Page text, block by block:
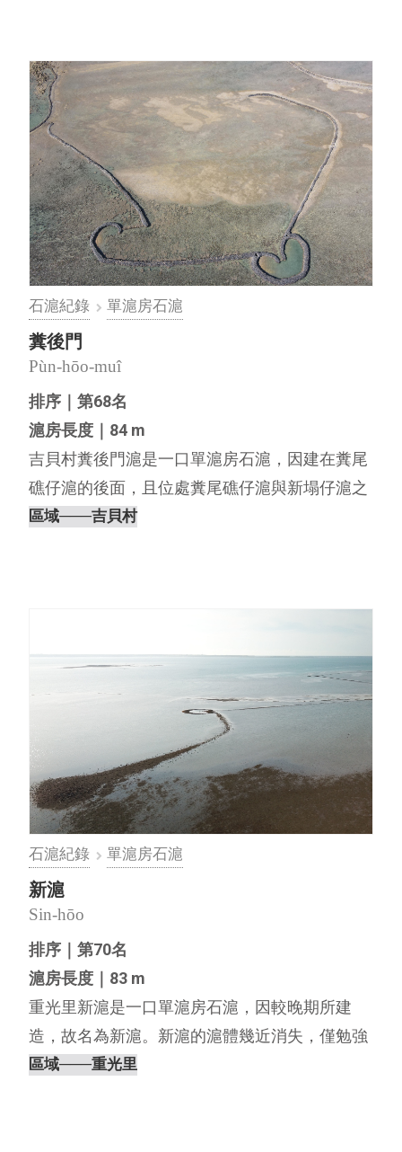
石滬紀錄 單滬房石滬
糞後門
Pùn-hōo-muî
排序｜第68名
滬房長度｜84 m
吉貝村糞後門滬是一口單滬房石滬，因建在糞尾
礁仔滬的後面，且位處糞尾礁仔滬與新塌仔滬之
間形成的水門中，故名為糞後門滬，糞後門滬的
區域───吉貝村
石滬紀錄 單滬房石滬
新滬
Sin-hōo
排序｜第70名
滬房長度｜83 m
重光里新滬是一口單滬房石滬，因較晚期所建
造，故名為新滬。新滬的滬體幾近消失，僅勉強
看得出有經人為排列的石塊殘跡。 內文編撰｜離
區域───重光里